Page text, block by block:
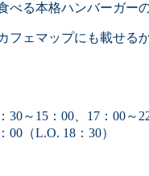
べる本格ハンバーガー
フェマップにも載せる
～15：00、17：00～
L.O. 18：30）